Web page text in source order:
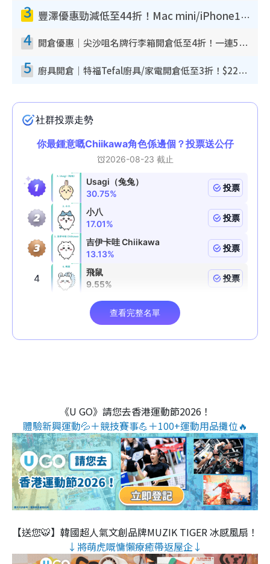
3 豐澤優惠勁減低至44折！Mac mini/iPhone17Pro大減價！廚房家電$220起
4 開倉優惠｜尖沙咀名牌行李箱開倉低至4折！一連5日 American Tourister/ace./Hallmark $200起！
5 廚具開倉｜特福Tefal廚具/家電開倉低至3折！$220起買平底鍋/炒鑊/湯煲！電飯煲/吸塵機/燙斗$418起
《U GO》請您去香港運動節2026！
體驗新興運動💦＋競技賽事💪＋100+運動用品攤位🔥
【送您🐯】韓國超人氣文創品牌MUZIK TIGER 冰感風扇！
↓將萌虎嘅慵懶療癒帶返屋企↓